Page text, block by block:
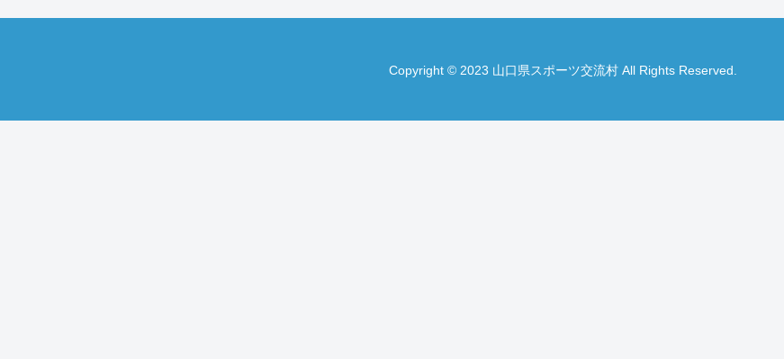
Copyright © 2023 山口県スポーツ交流村 All Rights Reserved.